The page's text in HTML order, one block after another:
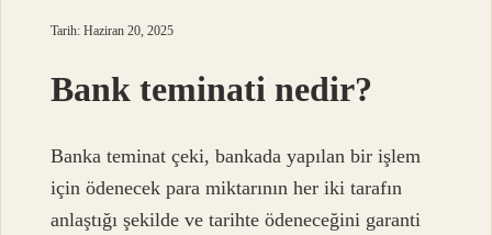
Tarih: Haziran 20, 2025
Bank teminati nedir?
Banka teminat çeki, bankada yapılan bir işlem
için ödenecek para miktarının her iki tarafın
anlaştığı şekilde ve tarihte ödeneceğini garanti